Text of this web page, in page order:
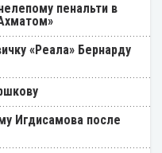
пенальти в
«Реала» Бернарду
Игдисамова после